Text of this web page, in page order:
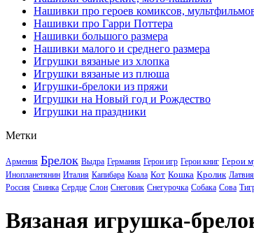
Нашивки про героев комиксов,
Нашивки про Гарри Поттера
Нашивки большого размера
Нашивки малого и среднего размера
Игрушки вязаные из хлопка
Игрушки вязаные из плюша
Игрушки-брелоки из пряжи
Игрушки на Новый год и Рождество
Игрушки на праздники
Метки
Армения Брелок Выдра Германия Герои игр Герои книг Герои
Инопланетянин Италия Капибара Коала Кот Кошка Кролик Латвия
Россия Свинка Сердце Слон Снеговик Снегурочка Собака Сова
Вязаная игрушка-